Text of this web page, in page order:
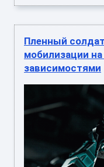
Пленный
мобилизации
зависимостями